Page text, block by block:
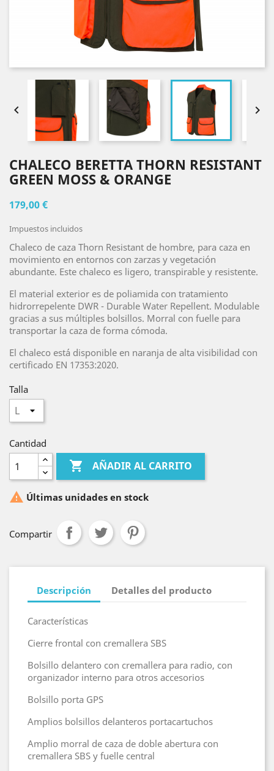
 
CHALECO BERETTA THORN RESISTANT
GREEN MOSS & ORANGE
179,00 €
Impuestos incluidos
Chaleco de caza Thorn Resistant de hombre, para caza en
movimiento en entornos con zarzas y vegetación
abundante. Este chaleco es ligero, transpirable y resistente.
El material exterior es de poliamida con tratamiento
hidrorrepelente DWR - Durable Water Repellent. Modulable
gracias a sus múltiples bolsillos. Morral con fuelle para
transportar la caza de forma cómoda.
El chaleco está disponible en naranja de alta visibilidad con
certificado EN 17353:2020.
Talla
Cantidad
 AÑADIR AL CARRITO
 Últimas unidades en stock
Compartir
Descripción Detalles del producto
Características
Cierre frontal con cremallera SBS
Bolsillo delantero con cremallera para radio, con
organizador interno para otros accesorios
Bolsillo porta GPS
Amplios bolsillos delanteros portacartuchos
Amplio morral de caza de doble abertura con
cremallera SBS y fuelle central